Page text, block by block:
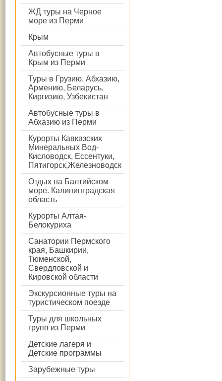
ЖД туры на Черное
море из Перми
Крым
Автобусные туры в
Крым из Перми
Туры в Грузию, Абхазию,
Армению, Беларусь,
Киргизию, Узбекистан
Автобусные туры в
Абхазию из Перми
Курорты Кавказских
Минеральных Вод-
Кисловодск, Ессентуки,
Пятигорск,Железноводск
Отдых на Балтийском
море. Калининградская
область
Курорты Алтая-
Белокуриха
Санатории Пермского
края, Башкирии,
Тюменской,
Свердловской и
Кировской области
Экскурсионные туры на
туристическом поезде
Туры для школьных
групп из Перми
Детские лагеря и
Детские программы
Зарубежные туры